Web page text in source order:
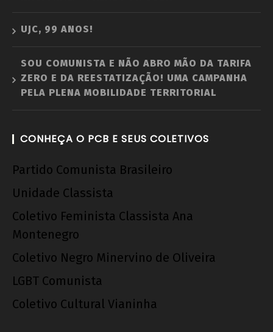
UJC, 99 ANOS!
SOU COMUNISTA E NÃO ABRO MÃO DA TARIFA
ZERO E DA REESTATIZAÇÃO! UMA CAMPANHA
PELA PLENA MOBILIDADE TERRITORIAL
CONHEÇA O PCB E SEUS COLETIVOS
Partido Comunista Brasileiro
Unidade Classista
Coletivo Feminista Classista Ana
Montenegro
Coletivo Negro Minervino de Oliveira
LGBT Comunista
Coletivo Cultural Vianinha